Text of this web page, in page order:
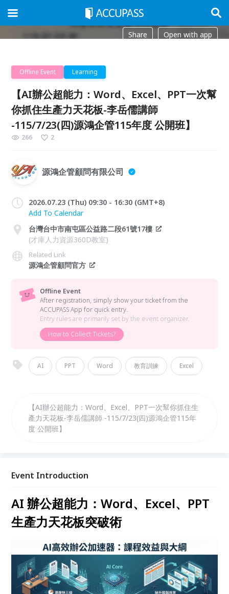
Share Open with app
Offline Event Learning
【AI辦公超能力：Word、Excel、PPT一次幫
你抓住生產力天花板-李岳儒講師
-115/7/23(四)源鴻企管115年度 公開班】
266 2
源鴻企管顧問有限公司
2026.07.23 (Thu) 09:30 - 16:30 (GMT+8)
Add To Calendar
台灣台中市南屯區公益路二段61號17樓
(才庫人力資源360D教室)
Related Link
源鴻企管顧問官方
Offline Event
After registration, simply show your ticket from the
ACCUPASS App for quick entry.
Entry rules are primarily set by the event organizer.
How to Collect Tickets?
AI PPT Word 教育訓練 Excel
【AI辦公超能力：Word、Excel、PPT一次幫你抓住生
產力天花板-李岳儒講師 -115/7/23(四)源鴻企管115年
度 公開班】
Event Introduction
AI 辦公超能力：Word、Excel、PPT
生產力天花板突破術